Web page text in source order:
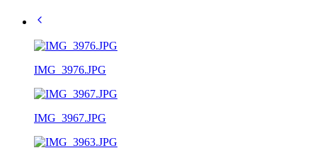
IMG_3976.JPG
IMG_3967.JPG